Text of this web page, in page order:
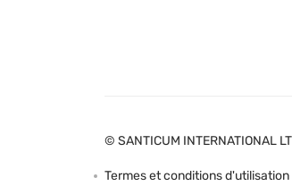
© SANTICUM INTERNATIONAL
Termes et conditions d'utilisation